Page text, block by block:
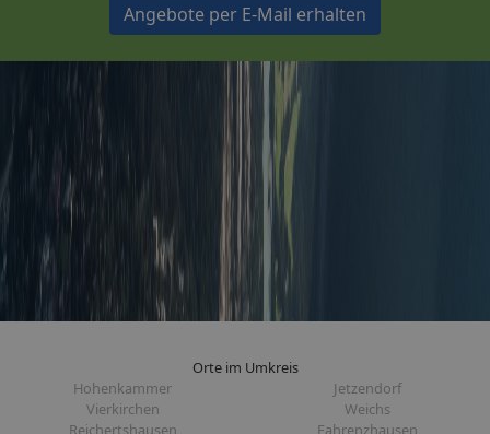
Angebote per E-Mail erhalten
Orte im Umkreis
Hohenkammer
Jetzendorf
Vierkirchen
Weichs